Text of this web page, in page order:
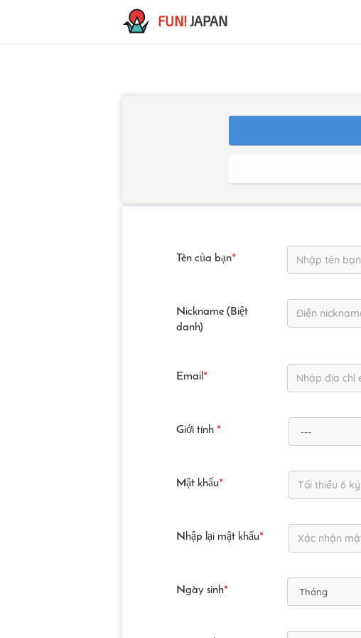
FUN! JAPAN
Tên của bạn*
Nickname (Biệt
danh)
Email *
Giới tính *
Mật khẩu*
Nhập lại mật khẩu*
Ngày sinh*